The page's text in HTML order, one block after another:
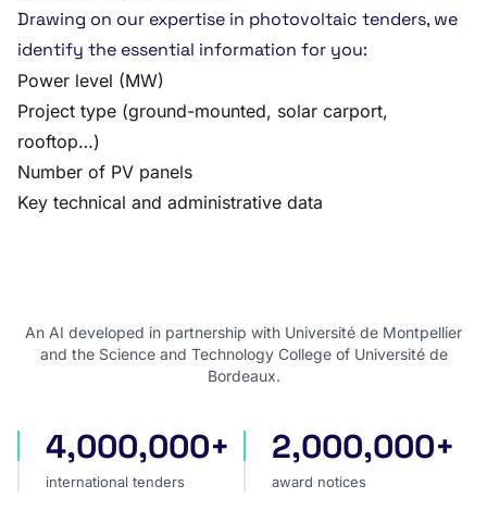
Drawing on our expertise in photovoltaic tenders, we
identify the essential information for you:
Power level (MW)
Project type (ground-mounted, solar carport,
rooftop…)
Number of PV panels
Key technical and administrative data
An AI developed in partnership with Université de Montpellier
and the Science and Technology College of Université de
Bordeaux.
international tenders
4,000,000+
international tenders
award notices
2,000,000+
award notices